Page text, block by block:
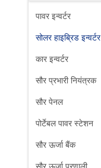
पावर इन्वर्टर
सोलर हाइब्रिड इन्वर्टर
कार इन्वर्टर
सौर प्रभारी नियंत्रक
सौर पेनल
पोर्टेबल पावर स्टेशन
सौर ऊर्जा बैंक